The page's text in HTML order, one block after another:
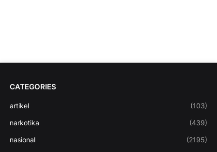
CATEGORIES
artikel (103)
narkotika (439)
nasional (2195)